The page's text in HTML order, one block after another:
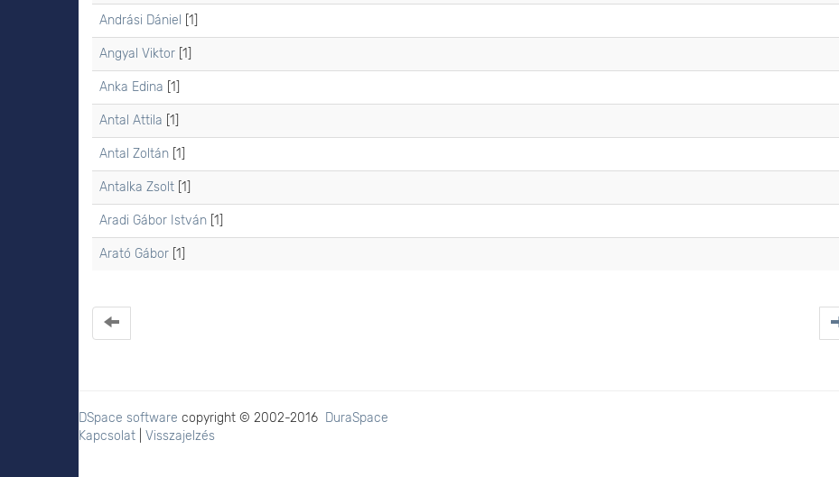
Andrási Dániel [1]
Angyal Viktor [1]
Anka Edina [1]
Antal Attila [1]
Antal Zoltán [1]
Antalka Zsolt [1]
Aradi Gábor István [1]
Arató Gábor [1]
DSpace software copyright © 2002-2016 DuraSpace
Kapcsolat
Visszajelzés